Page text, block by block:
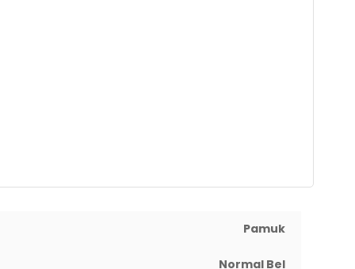
Pamuk
Normal Bel